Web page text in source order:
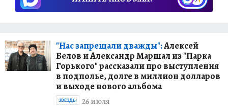
"Нас запрещали дважды":Алексей
Белов и Александр Маршал из "Парка
Горького" рассказали про выступления
в подполье, долге в миллион долларов
и выходе нового альбома
26 июля
ЗВЕЗДЫ